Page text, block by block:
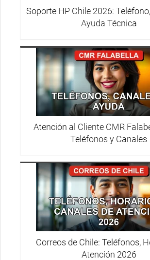
Soporte HP Chile 2026:
Ayuda Técnica
Atención al Cliente CMR
Teléfonos y Canales
Correos de Chile: Teléfonos,
Atención 2026